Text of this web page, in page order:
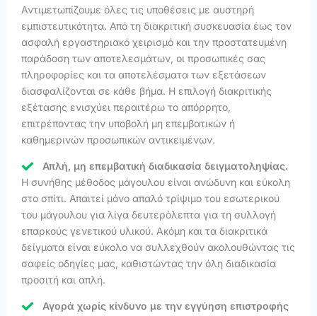
Αντιμετωπίζουμε όλες τις υποθέσεις με αυστηρή
εμπιστευτικότητα. Από τη διακριτική συσκευασία έως τον
ασφαλή εργαστηριακό χειρισμό και την προστατευμένη
παράδοση των αποτελεσμάτων, οι προσωπικές σας
πληροφορίες και τα αποτελέσματα των εξετάσεων
διασφαλίζονται σε κάθε βήμα. Η επιλογή διακριτικής
εξέτασης ενισχύει περαιτέρω το απόρρητο,
επιτρέποντας την υποβολή μη επεμβατικών ή
καθημερινών προσωπικών αντικειμένων.
Απλή, μη επεμβατική διαδικασία δειγματοληψίας.
Η συνήθης μέθοδος μάγουλου είναι ανώδυνη και εύκολη
στο σπίτι. Απαιτεί μόνο απαλό τρίψιμο του εσωτερικού
του μάγουλου για λίγα δευτερόλεπτα για τη συλλογή
επαρκούς γενετικού υλικού. Ακόμη και τα διακριτικά
δείγματα είναι εύκολο να συλλεχθούν ακολουθώντας τις
σαφείς οδηγίες μας, καθιστώντας την όλη διαδικασία
προσιτή και απλή.
Αγορά χωρίς κίνδυνο με την εγγύηση επιστροφής